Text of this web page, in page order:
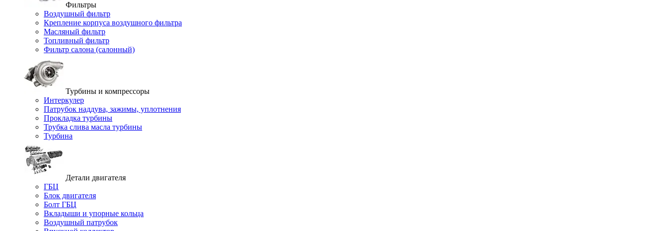
Фильтры
Воздушный фильтр
Крепление корпуса воздушного фильтра
Масляный фильтр
Топливный фильтр
Фильтр салона (салонный)
Турбины и компрессоры
Интеркулер
Патрубок наддува, зажимы, уплотнения
Прокладка турбины
Трубка слива масла турбины
Турбина
Детали двигателя
ГБЦ
Блок двигателя
Болт ГБЦ
Вкладыши и упорные кольца
Воздушный патрубок